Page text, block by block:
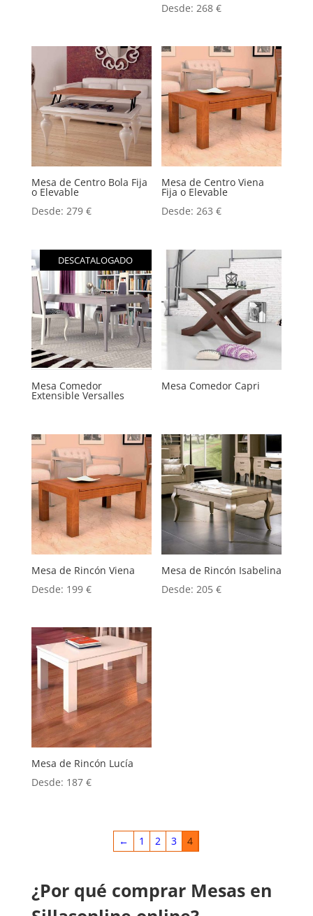
Desde:268€
Mesa de Centro Bola Fija
o Elevable
Desde: 279 €
Mesa de Centro Viena
Fija o Elevable
Desde:263€
DESCATALOGADO
Mesa Comedor
Extensible Versalles
Mesa Comedor Capri
Mesa de Rincón Viena
Desde: 199 €
Mesa de Rincón Isabelina
Desde:205€
Mesa de Rincón Lucía
Desde: 187 €
← 1 2 3 4
¿Por qué comprar Mesas en